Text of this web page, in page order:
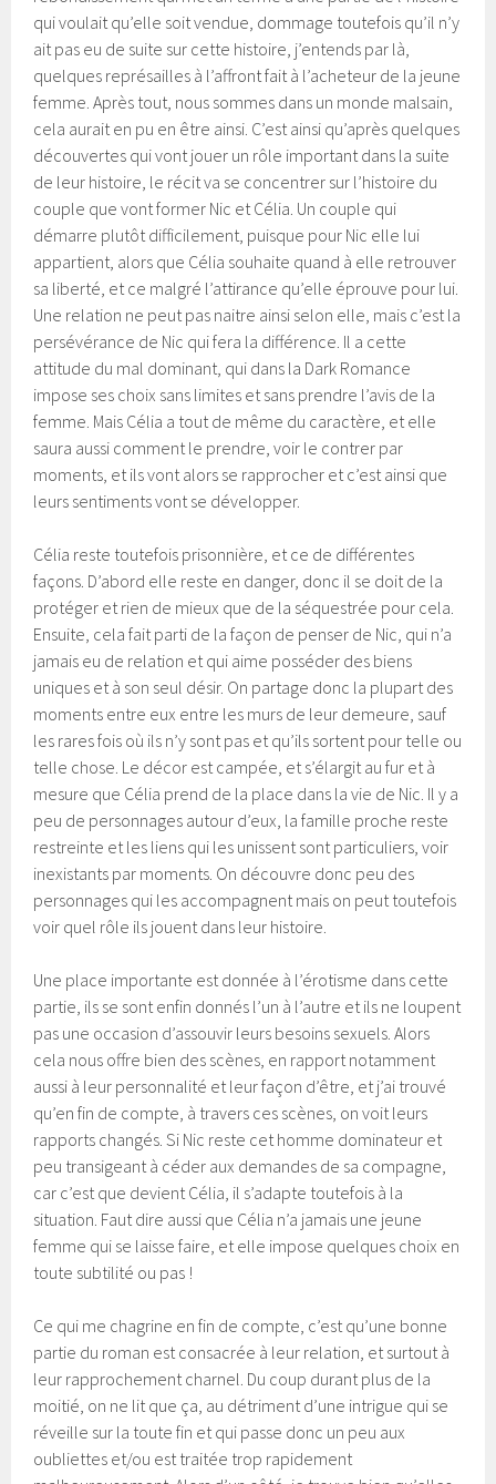
qui voulait qu’elle soit vendue, dommage toutefois qu’il n’y
ait pas eu de suite sur cette histoire, j’entends par là,
quelques représailles à l’affront fait à l’acheteur de la jeune
femme. Après tout, nous sommes dans un monde malsain,
cela aurait en pu en être ainsi. C’est ainsi qu’après quelques
découvertes qui vont jouer un rôle important dans la suite
de leur histoire, le récit va se concentrer sur l’histoire du
couple que vont former Nic et Célia. Un couple qui
démarre plutôt difficilement, puisque pour Nic elle lui
appartient, alors que Célia souhaite quand à elle retrouver
sa liberté, et ce malgré l’attirance qu’elle éprouve pour lui.
Une relation ne peut pas naitre ainsi selon elle, mais c’est la
persévérance de Nic qui fera la différence. Il a cette
attitude du mal dominant, qui dans la Dark Romance
impose ses choix sans limites et sans prendre l’avis de la
femme. Mais Célia a tout de même du caractère, et elle
saura aussi comment le prendre, voir le contrer par
moments, et ils vont alors se rapprocher et c’est ainsi que
leurs sentiments vont se développer.
Célia reste toutefois prisonnière, et ce de différentes
façons. D’abord elle reste en danger, donc il se doit de la
protéger et rien de mieux que de la séquestrée pour cela.
Ensuite, cela fait parti de la façon de penser de Nic, qui n’a
jamais eu de relation et qui aime posséder des biens
uniques et à son seul désir. On partage donc la plupart des
moments entre eux entre les murs de leur demeure, sauf
les rares fois où ils n’y sont pas et qu’ils sortent pour telle ou
telle chose. Le décor est campée, et s’élargit au fur et à
mesure que Célia prend de la place dans la vie de Nic. Il y a
peu de personnages autour d’eux, la famille proche reste
restreinte et les liens qui les unissent sont particuliers, voir
inexistants par moments. On découvre donc peu des
personnages qui les accompagnent mais on peut toutefois
voir quel rôle ils jouent dans leur histoire.
Une place importante est donnée à l’érotisme dans cette
partie, ils se sont enfin donnés l’un à l’autre et ils ne loupent
pas une occasion d’assouvir leurs besoins sexuels. Alors
cela nous offre bien des scènes, en rapport notamment
aussi à leur personnalité et leur façon d’être, et j’ai trouvé
qu’en fin de compte, à travers ces scènes, on voit leurs
rapports changés. Si Nic reste cet homme dominateur et
peu transigeant à céder aux demandes de sa compagne,
car c’est que devient Célia, il s’adapte toutefois à la
situation. Faut dire aussi que Célia n’a jamais une jeune
femme qui se laisse faire, et elle impose quelques choix en
toute subtilité ou pas !
Ce qui me chagrine en fin de compte, c’est qu’une bonne
partie du roman est consacrée à leur relation, et surtout à
leur rapprochement charnel. Du coup durant plus de la
moitié, on ne lit que ça, au détriment d’une intrigue qui se
réveille sur la toute fin et qui passe donc un peu aux
oubliettes et/ou est traitée trop rapidement